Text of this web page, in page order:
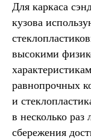
Для каркаса
кузова
высокими
равнопрочных
и
в несколько раз
сбережения